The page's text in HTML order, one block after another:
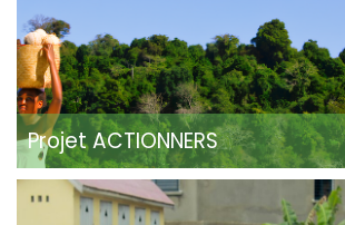
Projet ACTIONNERS